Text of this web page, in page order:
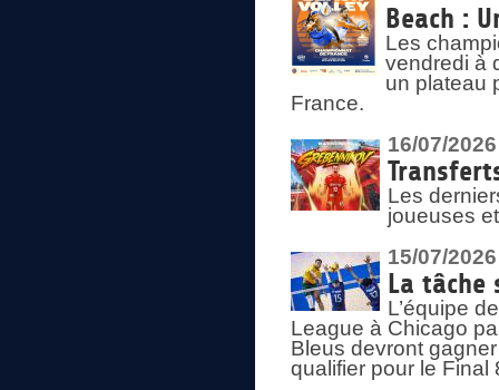
Beach :
Les
vendredi à
un plateau
France.
16/07/2026
Les
joueuses
15/07/2026
La tâche
L’équipe
League à Chicago
Bleus devront
qualifier pour le Final